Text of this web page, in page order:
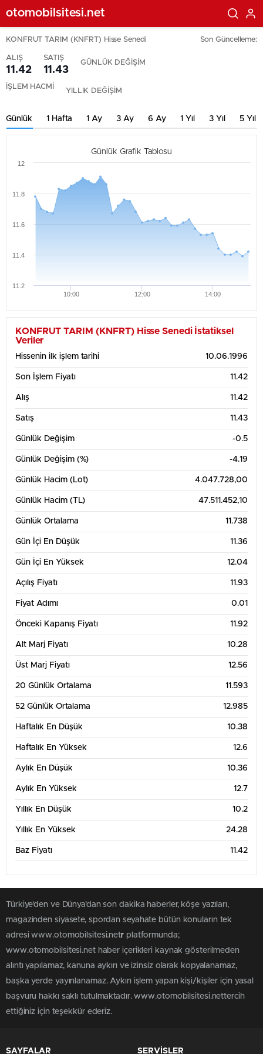
otomobilsitesi.net
KONFRUT TARIM (KNFRT) Hisse Senedi Son Güncelleme:
ALIŞ
11.42
SATIŞ
11.43
GÜNLÜK DEĞİŞİM
İŞLEM HACMİ YILLIK DEĞİŞİM
Günlük 1 Hafta 1 Ay 3 Ay 6 Ay 1 Yıl 3 Yıl 5 Yıl
Günlük Grafik Tablosu
10:00 12:00 14:00
11.2
11.4
11.6
11.8
12
Haftalık Grafik Tablosu
3. Ağu 4. Ağu
10
11
12
13
13. Tem 20. Tem
10
Haz '26 Ağu '26
14
18
10
12
14
18
1 Yıllık Grafik Tablosu
25
KONFRUT TARIM (KNFRT) Hisse Senedi İstatiksel
Veriler
Hissenin ilk işlem tarihi 10.06.1996
Son İşlem Fiyatı 11.42
Alış 11.42
Satış 11.43
Günlük Değişim -0.5
Günlük Değişim (%) -4.19
Günlük Hacim (Lot) 4.047.728,00
Günlük Hacim (TL) 47.511.452,10
Günlük Ortalama 11.738
Gün İçi En Düşük 11.36
Gün İçi En Yüksek 12.04
Açılış Fiyatı 11.93
Fiyat Adımı 0.01
Önceki Kapanış Fiyatı 11.92
Alt Marj Fiyatı 10.28
Üst Marj Fiyatı 12.56
20 Günlük Ortalama 11.593
52 Günlük Ortalama 12.985
Haftalık En Düşük 10.38
Haftalık En Yüksek 12.6
Aylık En Düşük 10.36
Aylık En Yüksek 12.7
Yıllık En Düşük 10.2
Yıllık En Yüksek 24.28
Baz Fiyatı 11.42
Türkiye'den ve Dünya’dan son dakika haberler, köşe yazıları,
magazinden siyasete, spordan seyahate bütün konuların tek
adresi www.otomobilsitesi.netr platformunda;
www.otomobilsitesi.net haber içerikleri kaynak gösterilmeden
alıntı yapılamaz, kanuna aykırı ve izinsiz olarak kopyalanamaz,
başka yerde yayınlanamaz. Aykırı işlem yapan kişi/kişiler için yasal
başvuru hakkı saklı tutulmaktadır. www.otomobilsitesi.nettercih
ettiğiniz için teşekkür ederiz.
SAYFALAR SERVİSLER